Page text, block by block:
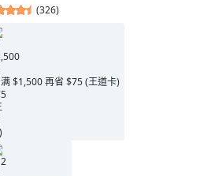
(326)
满 $1,500 再省 $75 (王道卡)